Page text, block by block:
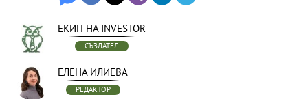
ЕКИП НА INVESTOR
СЪЗДАТЕЛ
ЕЛЕНА ИЛИЕВА
РЕДАКТОР